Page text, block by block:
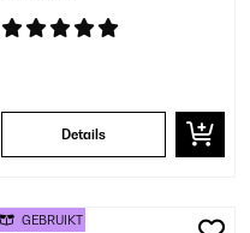
Details
GEBRUIKT